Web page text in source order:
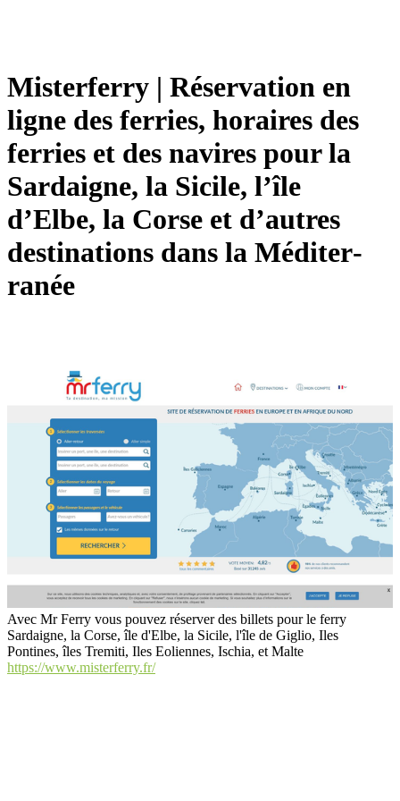
Misterferry | Réservation en
ligne des ferries, horaires des
ferries et des navires pour la
Sardaigne, la Sicile, l’île
d’Elbe, la Corse et d’autres
destina­tions dans la Méditer­
ranée
Avec Mr Ferry vous pouvez réserver des billets pour le ferry
Sardaigne, la Corse, île d'Elbe, la Sicile, l'île de Giglio, Iles
Pontines, îles Tremiti, Iles Eoliennes, Ischia, et Malte
https://www.misterferry.fr/